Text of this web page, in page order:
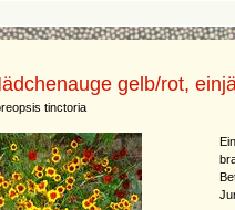
gelb/rot,
tinctoria